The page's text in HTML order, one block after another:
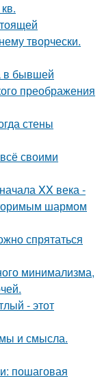
творчески.
в бывшей
преображения
стены
своими
XX века -
шармом
спрятаться
минимализма,
- этот
и смысла.
пошаговая